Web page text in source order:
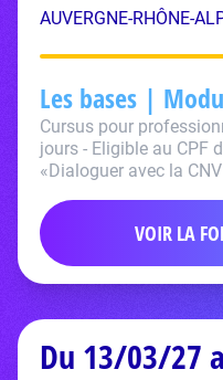
AUVERGNE-RHÔNE-
Les bases |
Cursus pour
jours - Eligible au CPF
«Dialoguer avec la
VOIR LA
Du 13/03/27